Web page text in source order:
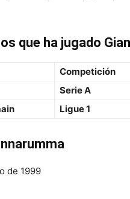
que ha jugado
Competición
Serie A
Ligue 1
de 1999